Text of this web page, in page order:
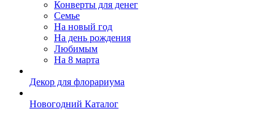
Конверты для денег
Семье
На новый год
На день рождения
Любимым
На 8 марта
Декор для флорариума
Новогодний Каталог